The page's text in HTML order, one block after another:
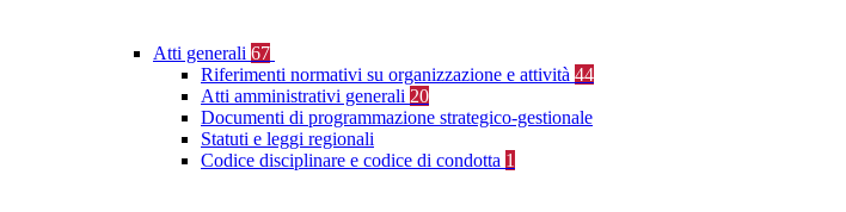
Atti generali 67
Riferimenti normativi su organizzazione e attività 44
Atti amministrativi generali 20
Documenti di programmazione strategico-gestionale
Statuti e leggi regionali
Codice disciplinare e codice di condotta 1